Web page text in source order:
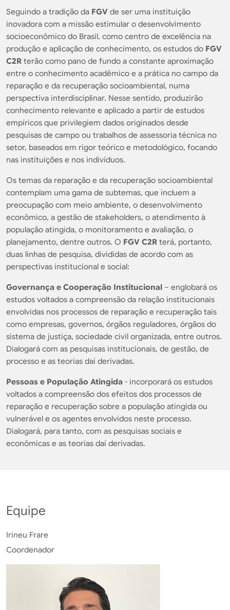
Seguindo a tradição da FGV de ser uma instituição
inovadora com a missão estimular o desenvolvimento
socioeconômico do Brasil, como centro de excelência na
produção e aplicação de conhecimento, os estudos do FGV
C2R terão como pano de fundo a constante aproximação
entre o conhecimento acadêmico e a prática no campo da
reparação e da recuperação socioambiental, numa
perspectiva interdisciplinar. Nesse sentido, produzirão
conhecimento relevante e aplicado a partir de estudos
empíricos que privilegiem dados originados desde
pesquisas de campo ou trabalhos de assessoria técnica no
setor, baseados em rigor teórico e metodológico, focando
nas instituições e nos indivíduos.
Os temas da reparação e da recuperação socioambiental
contemplam uma gama de subtemas, que incluem a
preocupação com meio ambiente, o desenvolvimento
econômico, a gestão de stakeholders, o atendimento à
população atingida, o monitoramento e avaliação, o
planejamento, dentre outros. O FGV C2R terá, portanto,
duas linhas de pesquisa, divididas de acordo com as
perspectivas institucional e social:
Governança e Cooperação Institucional – englobará os
estudos voltados a compreensão da relação institucionais
envolvidas nos processos de reparação e recuperação tais
como empresas, governos, órgãos reguladores, órgãos do
sistema de justiça, sociedade civil organizada, entre outros.
Dialogará com as pesquisas institucionais, de gestão, de
processo e as teorias daí derivadas.
Pessoas e População Atingida - incorporará os estudos
voltados a compreensão dos efeitos dos processos de
reparação e recuperação sobre a população atingida ou
vulnerável e os agentes envolvidos neste processo.
Dialogará, para tanto, com as pesquisas sociais e
econômicas e as teorias daí derivadas.
Equipe
Irineu Frare
Coordenador